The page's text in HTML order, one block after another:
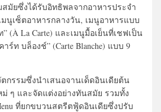
มัยซึ่งได้รับอิทธิพลจากอาหารประจำ
นูเซ็ตอาหารกลางวัน, เมนูอาหารแบบ
(À La Carte) และเมนูมื้อเย็นที่เชฟเป็น
ร์ท บล็องช์” (Carte Blanche) แบบ 9
กรรมซึ่งนำเสนอจานเด็ดอินเดียต้น
ๆ และจัดแต่งอย่างทันสมัย รวมทั้ง
ที่ยกขบวนสตรีตฟู้ดอินเดียซึ่งปรับ